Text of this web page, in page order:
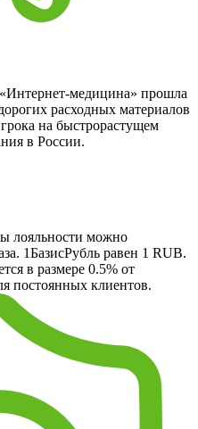
медицина» прошла
расходных материалов
на быстрорастущем
в России.
лояльности можно
1БазисРубль равен 1 RUB.
в размере 0.5% от
постоянных клиентов.